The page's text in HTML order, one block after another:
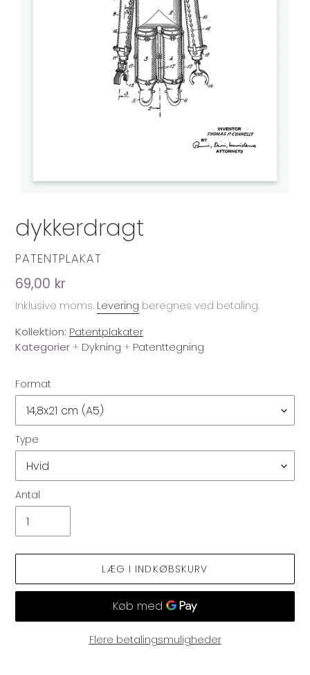
dykkerdragt
FORHANDLER
PATENTPLAKAT
Normalpris
69,00 kr
Inklusive moms. Levering beregnes ved betaling.
Kollektion: Patentplakater
Kategorier+ Dykning + Patenttegning
Format
Type
Antal
LÆG I INDKØBSKURV
Flere betalingsmuligheder